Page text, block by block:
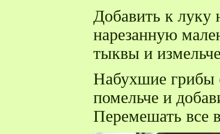
Добавить к луку
нарезанную
тыквы и
Набухшие грибы
помельче и
Перемешать все